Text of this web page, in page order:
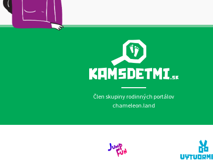
Člen skupiny rodinných portálov
chameleon.land